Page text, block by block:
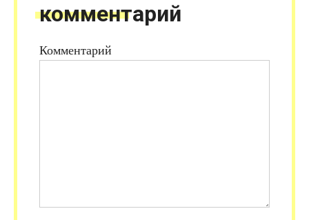
комментарий
Комментарий